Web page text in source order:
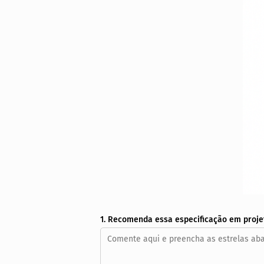
1. Recomenda essa especificação em